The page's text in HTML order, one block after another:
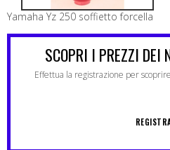
Yamaha Yz 250 soffietto forcella
SCOPRI I PREZZI DEI
Effettua la registrazione per